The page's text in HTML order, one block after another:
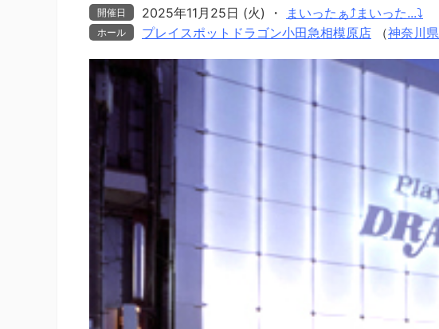
開催日 2025年11月25日 (火) ・ まいったぁ⤴まいった...⤵
ホール プレイスポットドラゴン小田急相模原店 （神奈川県